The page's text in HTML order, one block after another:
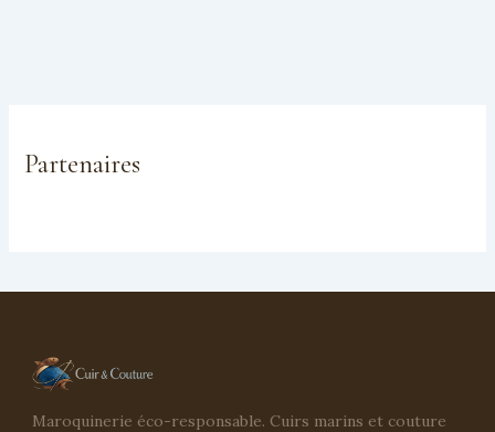
Partenaires
Maroquinerie éco-responsable. Cuirs marins et couture